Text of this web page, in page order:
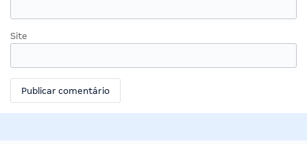
Site